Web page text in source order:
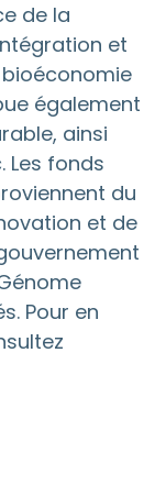
de la
et
également
ainsi
Les fonds
du
et de
Pour en